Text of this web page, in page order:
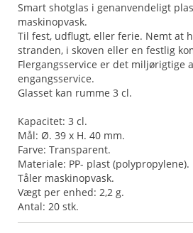
Smart shotglas i genanvendeligt
maskinopvask.
Til fest, udflugt, eller ferie. Nemt at
stranden, i skoven eller en festlig
Flergangsservice er det miljørigtige
engangsservice.
Glasset kan rumme 3 cl.
Kapacitet: 3 cl.
Mål: Ø. 39 x H. 40 mm.
Farve: Transparent.
Materiale: PP- plast (polypropylene).
Tåler maskinopvask.
Vægt per enhed: 2,2 g.
Antal: 20 stk.